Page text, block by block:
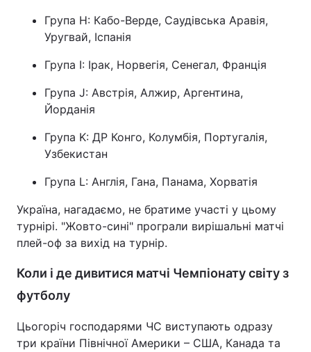
Група H: Кабо-Верде, Саудівська Аравія,
Уругвай, Іспанія
Група I: Ірак, Норвегія, Сенегал, Франція
Група J: Австрія, Алжир, Аргентина,
Йорданія
Група K: ДР Конго, Колумбія, Португалія,
Узбекистан
Група L: Англія, Гана, Панама, Хорватія
Україна, нагадаємо, не братиме участі у цьому
турнірі. "Жовто-сині" програли вирішальні матчі
плей-оф за вихід на турнір.
Коли і де дивитися матчі Чемпіонату світу з
футболу
Цьогоріч господарями ЧС виступають одразу
три країни Північної Америки – США, Канада та